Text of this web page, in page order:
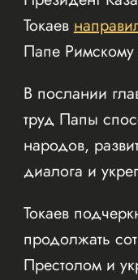
Токаев
Папе Римскому
В послании
труд Папы
народов,
диалога и
Токаев
продолжать
Престолом и